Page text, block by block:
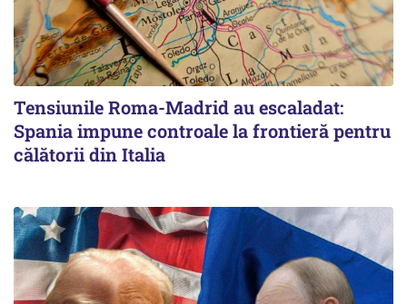
Tensiunile Roma-Madrid au escaladat:
Spania impune controale la frontieră pentru
călătorii din Italia